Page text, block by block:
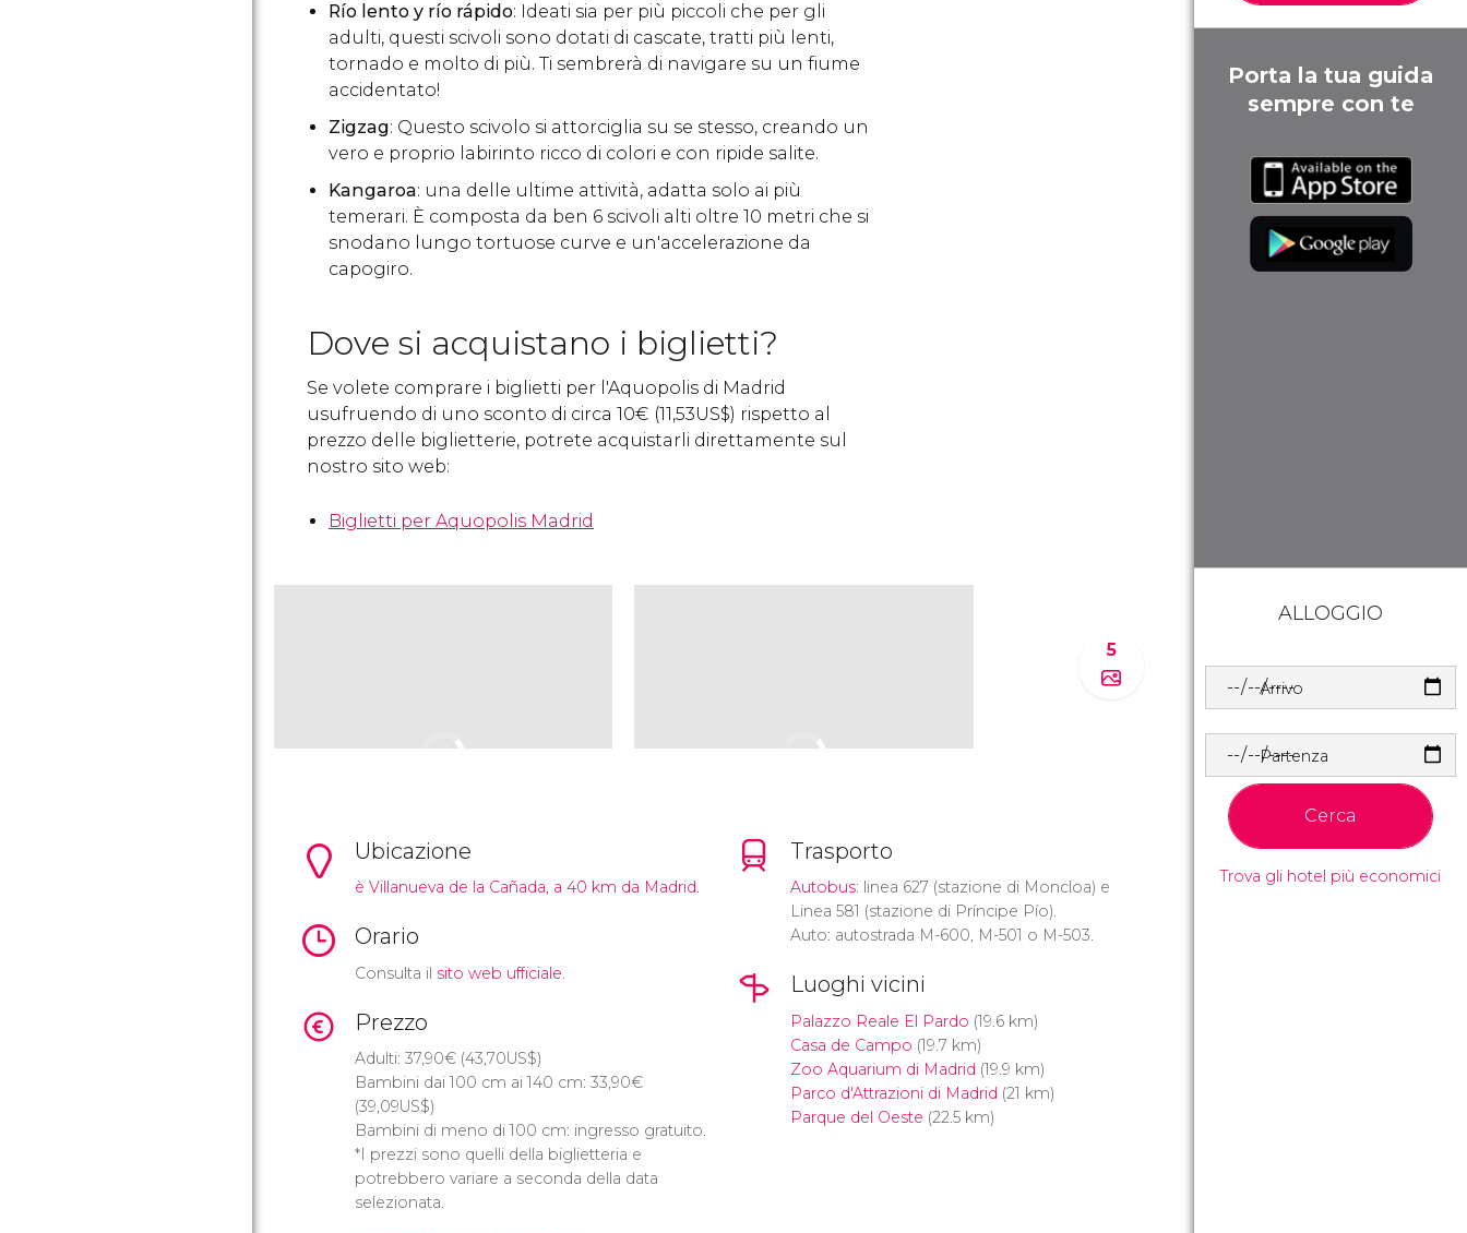
Río lento y río rápido: Ideati sia per più piccoli che per gli
adulti, questi scivoli sono dotati di cascate, tratti più lenti,
tornado e molto di più. Ti sembrerà di navigare su un fiume
accidentato!
Zigzag: Questo scivolo si attorciglia su se stesso, creando un
vero e proprio labirinto ricco di colori e con ripide salite.
Kangaroa: una delle ultime attività, adatta solo ai più
temerari. È composta da ben 6 scivoli alti oltre 10 metri che si
snodano lungo tortuose curve e un'accelerazione da
capogiro.
Dove si acquistano i biglietti?
Se volete comprare i biglietti per l'Aquopolis di Madrid
usufruendo di uno sconto di circa 10€ (11,53US$) rispetto al
prezzo delle biglietterie, potrete acquistarli direttamente sul
nostro sito web:
Biglietti per Aquopolis Madrid
5
Ubicazione
è Villanueva de la Cañada, a 40 km da Madrid.
Orario
Consulta il sito web ufficiale.
Prezzo
Adulti: 37,90€ (43,70US$)
Bambini dai 100 cm ai 140 cm: 33,90€
(39,09US$)
Bambini di meno di 100 cm: ingresso gratuito.
*I prezzi sono quelli della biglietteria e
potrebbero variare a seconda della data
selezionata.
Trasporto
Autobus: linea 627 (stazione di Moncloa) e
Linea 581 (stazione di Príncipe Pío).
Auto: autostrada M-600, M-501 o M-503.
Luoghi vicini
Palazzo Reale El Pardo (19.6 km)
Casa de Campo (19.7 km)
Zoo Aquarium di Madrid (19.9 km)
Parco d'Attrazioni di Madrid (21 km)
Parque del Oeste (22.5 km)
Porta la tua guida
sempre con te
ALLOGGIO
Arrivo
Partenza
Cerca
Trova gli hotel più economici